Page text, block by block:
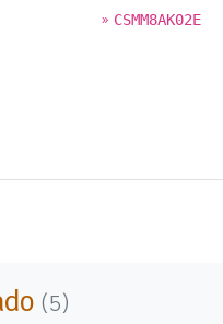
» CSMM8AK02E
(5)